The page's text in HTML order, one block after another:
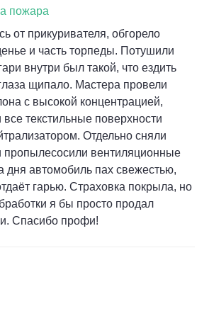
пожара
от прикуривателя, обгорело
и часть торпеды. Потушили
внутри был такой, что ездить
щипало. Мастера провели
с высокой концентрацией,
текстильные поверхности
Отдельно сняли
пропылесосили вентиляционные
дня автомобиль пах свежестью,
гарью. Страховка покрыла, но
я бы просто продал
Спасибо профи!